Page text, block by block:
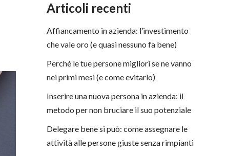
Articoli recenti
Affiancamento in azienda: l’investimento
che vale oro (e quasi nessuno fa bene)
Perché le tue persone migliori se ne vanno
nei primi mesi (e come evitarlo)
Inserire una nuova persona in azienda: il
metodo per non bruciare il suo potenziale
Delegare bene si può: come assegnare le
attività alle persone giuste senza rimpianti